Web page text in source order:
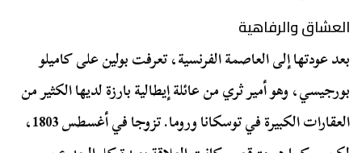
العشاق والرفاهية
بعد عودتها إلى العاصمة الفرنسية، تعرفت بولين على كاميلو
بورجيسي، وهو أمير ثري من عائلة إيطالية بارزة لديها الكثير من
العقارات الكبيرة في توسكانا وروما. تزوجا في أغسطس 1803،